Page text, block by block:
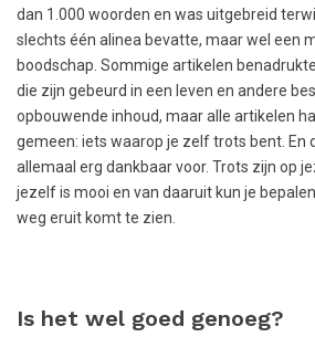
dan 1.000 woorden en was uitgebreid
slechts één alinea bevatte, maar wel een
boodschap. Sommige artikelen
die zijn gebeurd in een leven en andere
opbouwende inhoud, maar alle artikelen
gemeen: iets waarop je zelf trots bent. En
allemaal erg dankbaar voor. Trots zijn op
jezelf is mooi en van daaruit kun je
weg eruit komt te zien.
Is het wel goed genoeg?